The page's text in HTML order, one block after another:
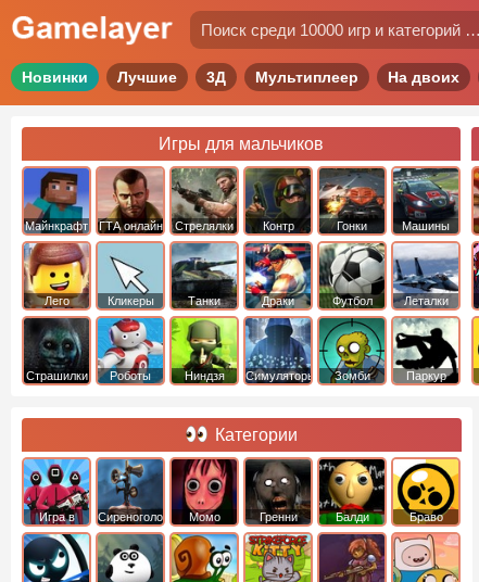
Новинки Лучшие 3Д Мультиплеер На двоих
Игры для мальчиков
Майнкрафт ГТА онлайн Стрелялки
Контр
Страйк
Гонки Машины
Лего Кликеры Танки Драки Футбол Леталки
Страшилки Роботы Ниндзя Симуляторы Зомби Паркур
Категории
Игра в
Кальмара
Сиреноголовый Момо Гренни Балди
Браво
Старс